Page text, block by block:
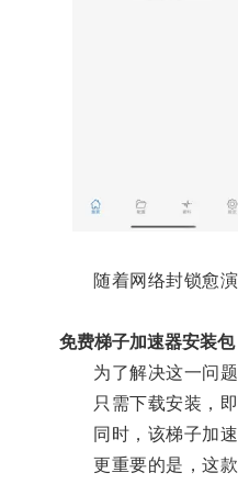
随着网络封锁愈演
免费梯子加速器安装包
为了解决这一问题
只需下载安装，即
同时，该梯子加速
更重要的是，这款